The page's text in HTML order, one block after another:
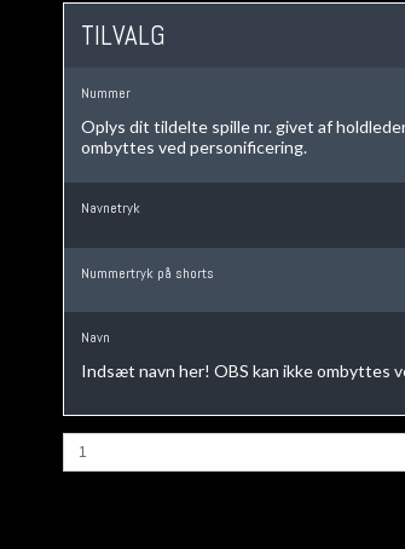
TILVALG
Nummer
Oplys dit tildelte spille nr. givet af
ombyttes ved personificering.
Navnetryk
Nummertryk på shorts
Navn
Indsæt navn her! OBS kan ikke ombyttes